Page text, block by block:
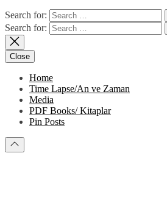
Search for:
Search for:
Close
Home
Time Lapse/An ve Zaman
Media
PDF Books/ Kitaplar
Pin Posts